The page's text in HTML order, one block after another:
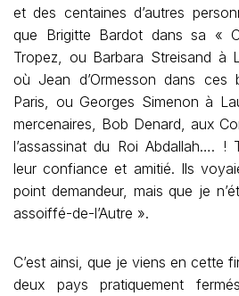
et des centaines d’autres
que Brigitte Bardot dans sa «
Tropez, ou Barbara Streisand à
où Jean d’Ormesson dans ces
Paris, ou Georges Simenon à
mercenaires, Bob Denard, aux
l’assassinat du Roi Abdallah…. !
leur confiance et amitié. Ils
point demandeur, mais que je
assoiffé-de-l’Autre ».
C’est ainsi, que je viens en cette
deux pays pratiquement